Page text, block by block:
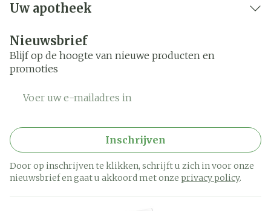
Uw apotheek
Nieuwsbrief
Blijf op de hoogte van nieuwe producten en
promoties
Inschrijven
Door op inschrijven te klikken, schrijft u zich in voor onze
nieuwsbrief en gaat u akkoord met onze privacy policy.